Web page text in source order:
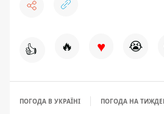
👍 🔥 ♥ 😭
ПОГОДА В УКРАЇНІ ПОГОДА НА